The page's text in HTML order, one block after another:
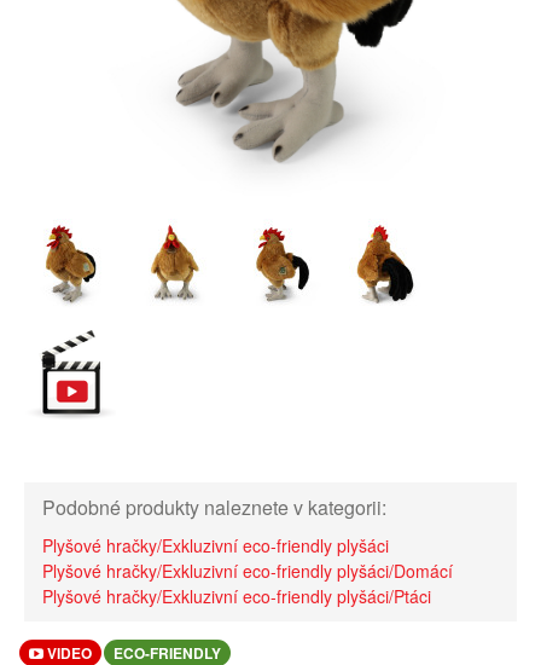
Podobné produkty naleznete v kategorii:
Plyšové hračky/Exkluzivní eco-friendly plyšáci
Plyšové hračky/Exkluzivní eco-friendly plyšáci/Domácí
Plyšové hračky/Exkluzivní eco-friendly plyšáci/Ptáci
VIDEO ECO-FRIENDLY